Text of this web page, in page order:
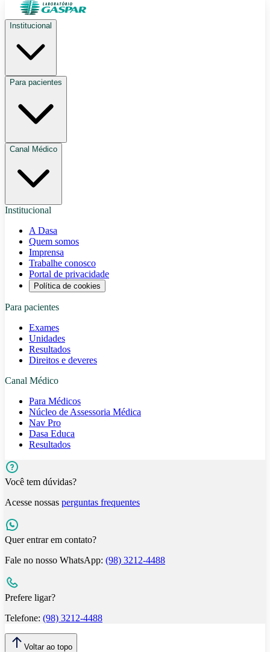
Institucional
Para pacientes
Canal Médico
Institucional
A Dasa
Quem somos
Imprensa
Trabalhe conosco
Portal de privacidade
Política de cookies
Para pacientes
Exames
Unidades
Resultados
Direitos e deveres
Canal Médico
Para Médicos
Núcleo de Assessoria Médica
Nav Pro
Dasa Educa
Resultados
Você tem dúvidas?
Acesse nossas perguntas frequentes
Quer entrar em contato?
Fale no nosso WhatsApp: (98) 3212-4488
Prefere ligar?
Telefone: (98) 3212-4488
Voltar ao topo